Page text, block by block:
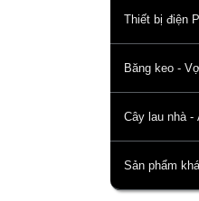
Thiết bị điện
Băng keo -
Cây lau nhà -
Sản phẩm